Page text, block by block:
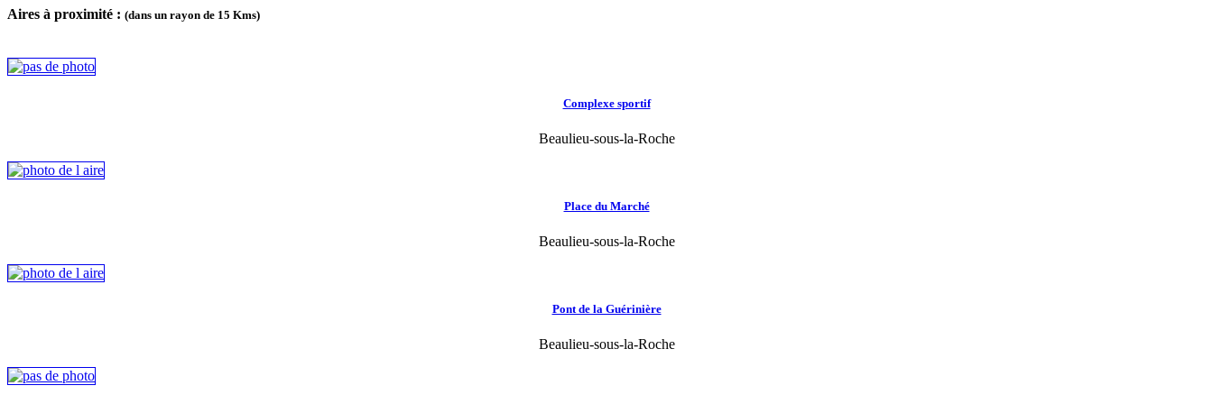
Aires à proximité : (dans un rayon de 15 Kms)
Complexe sportif
Beaulieu-sous-la-Roche
Place du Marché
Beaulieu-sous-la-Roche
Pont de la Guérinière
Beaulieu-sous-la-Roche